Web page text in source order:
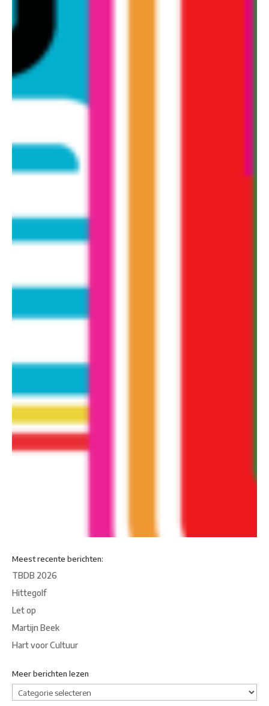
Meest recente berichten:
TBDB 2026
Hittegolf
Let op
Martijn Beek
Hart voor Cultuur
Meer berichten lezen
Meer
berichten